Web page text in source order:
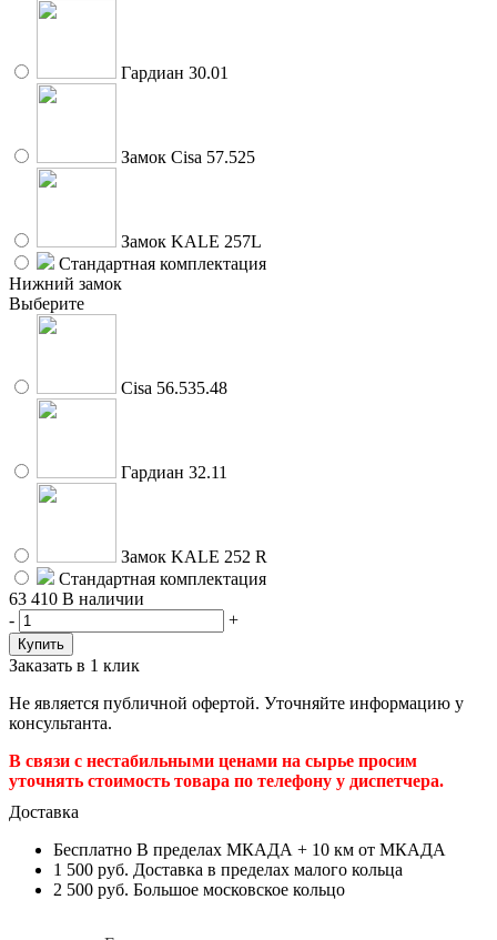
Гардиан 30.01
Замок Cisa 57.525
Замок KALE 257L
Стандартная комплектация
Нижний замок
Выберите
Cisa 56.535.48
Гардиан 32.11
Замок KALE 252 R
Стандартная комплектация
63 410 В наличии
-
+
Заказать в 1 клик
Не является публичной офертой. Уточняйте информацию у
консультанта.
В связи с нестабильными ценами на сырье просим
уточнять стоимость товара по телефону у диспетчера.
Доставка
Бесплатно В пределах МКАДА + 10 км от МКАДА
1 500 руб. Доставка в пределах малого кольца
2 500 руб. Большое московское кольцо